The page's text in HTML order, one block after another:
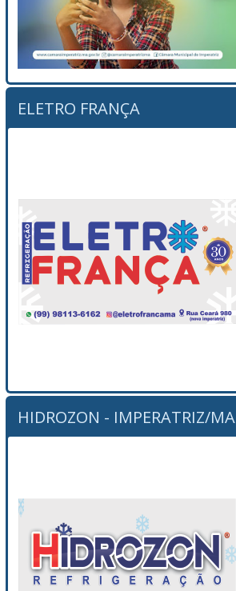
ELETRO FRANÇA
HIDROZON - IMPERATRIZ/MA